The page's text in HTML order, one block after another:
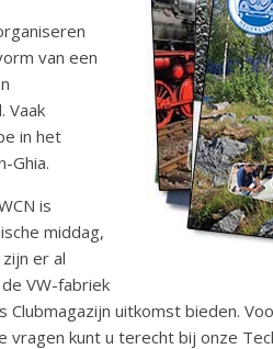
van een
Vaak
in het
Ghia.
is
middag,
er al
VW-fabriek
Clubmagazijn uitkomst bieden.
kunt u terecht bij onze